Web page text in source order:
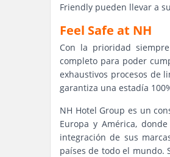
Friendly pueden llevar a
Feel Safe at NH
Con la prioridad
completo para poder
exhaustivos procesos de
garantiza una estadía
NH Hotel Group es un
Europa y América,
integración de sus
países de todo el mundo.